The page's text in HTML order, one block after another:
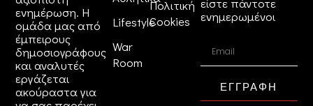
ενημέρωση. Η
ομάδα μας από
έμπειρους
δημοσιογράφους
και αναλυτές
εργάζεται
ακούραστα για
Lifestyle
War
Room
Πολιτική
Cookies
είστε πάντοτε
ενημερωμένοι
ΕΓΓΡΑΦΗ